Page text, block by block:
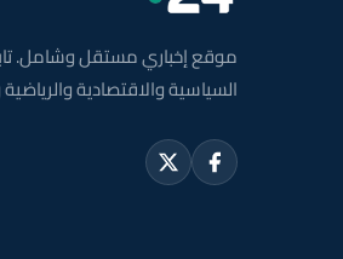
موقع إخباري مستقل وشامل.
السياسية والاقتصادية